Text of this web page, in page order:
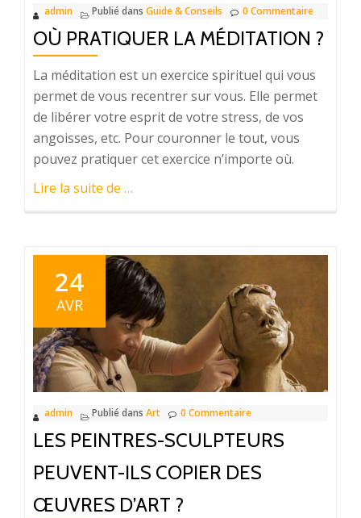
admin Publié dans Guide & Conseils 0 Commentaire
OÙ PRATIQUER LA MÉDITATION ?
La méditation est un exercice spirituel qui vous
permet de vous recentrer sur vous. Elle permet
de libérer votre esprit de votre stress, de vos
angoisses, etc. Pour couronner le tout, vous
pouvez pratiquer cet exercice n’importe où.
Lire la suite de à
méditation ?
…
24
AVR
admin Publié dans Art 0 Commentaire
LES PEINTRES-SCULPTEURS
PEUVENT-ILS COPIER DES
ŒUVRES D’ART ?